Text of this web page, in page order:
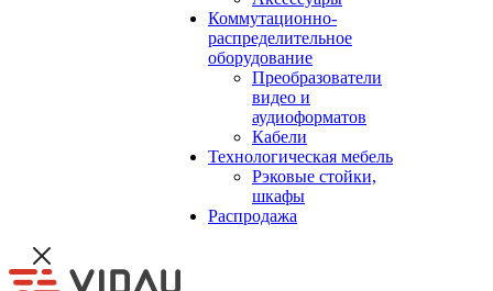
Коммутационно-
распределительное
оборудование
Преобразователи
видео и
аудиоформатов
Кабели
Технологическая мебель
Рэковые стойки,
шкафы
Распродажа